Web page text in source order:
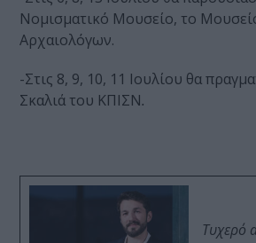
Νομισματικό Μουσείο, το
Αρχαιολόγων.
-Στις 8, 9, 10, 11 Ιουλίου θα
Σκαλιά του ΚΠΙΣΝ.
Τυχερό